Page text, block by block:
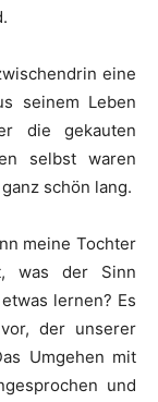
eine
seinem Leben
die gekauten
selbst waren
schön lang.
meine Tochter
was der Sinn
lernen? Es
der unserer
Umgehen mit
und